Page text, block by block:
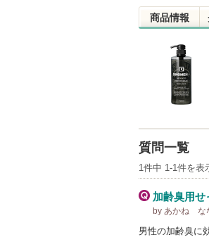
商品情報
質問一覧
1件中 1-1件を表
加齢臭用せ
by あかね な
男性の加齢臭に